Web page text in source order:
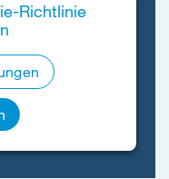
Richtlinie